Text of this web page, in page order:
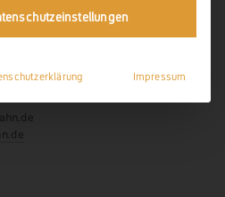
Impressum